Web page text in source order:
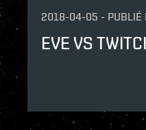
2018-04-05 - PUBLIÉ
EVE VS